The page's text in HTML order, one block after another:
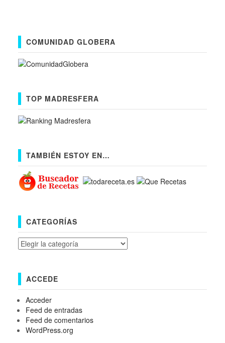
COMUNIDAD GLOBERA
TOP MADRESFERA
TAMBIÉN ESTOY EN…
CATEGORÍAS
Categorías
ACCEDE
Acceder
Feed de entradas
Feed de comentarios
WordPress.org